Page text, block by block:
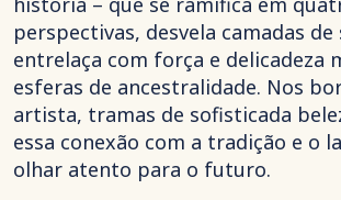
perspectivas, desvela camadas
entrelaça com força e delicadeza
esferas de ancestralidade. Nos
artista, tramas de sofisticada
essa conexão com a tradição e o
olhar atento para o futuro.